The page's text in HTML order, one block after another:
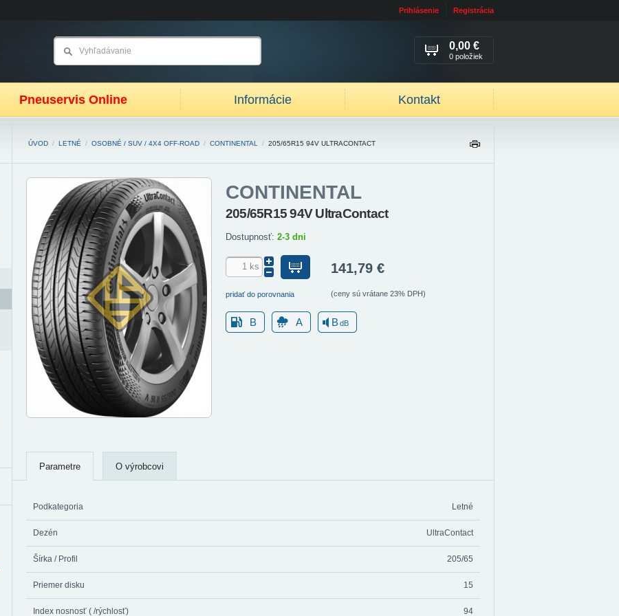
Prihlásenie Registrácia
Pneuservis Online Informácie Kontakt
0,00 €
0 položiek
ÚVOD / LETNÉ / OSOBNÉ / SUV / 4X4 OFF-ROAD / CONTINENTAL / 205/65R15 94V ULTRACONTACT
IŤ
CONTINENTAL
205/65R15 94V UltraContact
Dostupnosť: 2-3 dni
pridať do porovnania
141,79 €
(ceny sú vrátane 23% DPH)
B A BdB
Parametre O výrobcovi
Podkategoria Letné
Dezén UltraContact
Šírka / Profil 205/65
Priemer disku 15
Index nosnosť ( /rýchlosť) 94